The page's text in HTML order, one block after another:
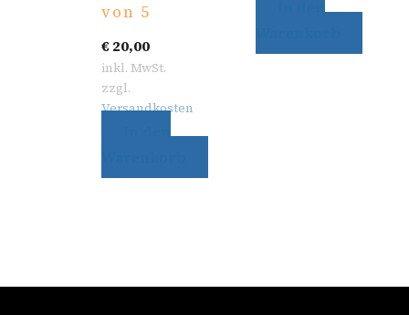
von 5
€20,00
inkl. MwSt.
zzgl.
Versandkosten
In den